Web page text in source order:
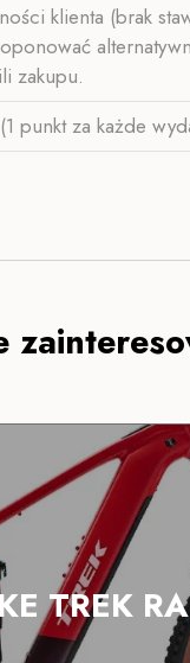
klienta (brak
zakupu.
punkt za każde
TREK